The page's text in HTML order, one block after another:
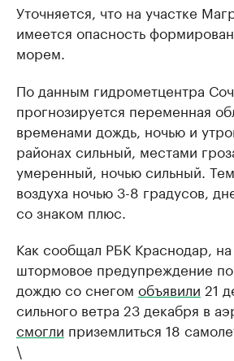
Уточняется, что на участке
имеется опасность
морем.
По данным гидрометцентра
прогнозируется переменная
временами дождь, ночью и
районах сильный, местами
умеренный, ночью сильный.
воздуха ночью 3-8 градусов,
со знаком плюс.
Как сообщал РБК Краснодар, на
штормовое предупреждение
дождю со снегом объявили 21
сильного ветра 23 декабря в
смогли приземлиться 18
\